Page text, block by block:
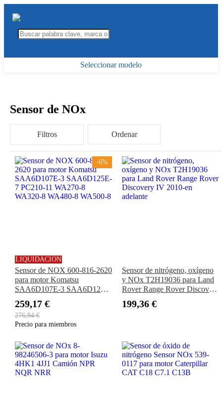
Seleccionar modelo
Sensor de NOx
Filtros Ordenar
-6%
LIQUIDACIÓN
Sensor de NOX 600-816-2620
para motor Komatsu
SAA6D107E-3 SAA6D125E-
WA320-8 WA480-8 WA500-8
259,17 €
276,94 €
Precio para miembros
Sensor de nitrógeno, oxígeno
y NOx T2H19036 para Land
Rover Range Rover Discovery
199,36 €